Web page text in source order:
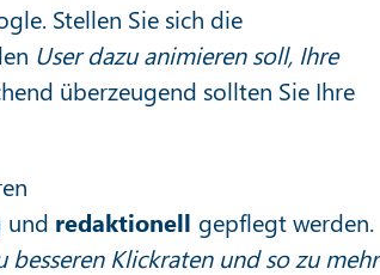
Stellen Sie sich die
User dazu animieren soll, Ihre
überzeugend sollten Sie Ihre
und redaktionell gepflegt werden.
besseren Klickraten und so zu mehr